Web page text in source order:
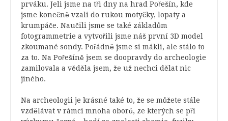
prváku. Jeli jsme na tři dny na hrad Pořešín, kde
jsme konečně vzali do rukou motyčky, lopaty a
krumpáče. Naučili jsme se také základům
fotogrammetrie a vytvořili jsme náš první 3D model
zkoumané sondy. Pořádně jsme si mákli, ale stálo to
za to. Na Pořešíně jsem se doopravdy do archeologie
zamilovala a věděla jsem, že už nechci dělat nic
jiného.
Na archeologii je krásné také to, že se můžete stále
vzdělávat v rámci mnoha oborů, ze kterých se při